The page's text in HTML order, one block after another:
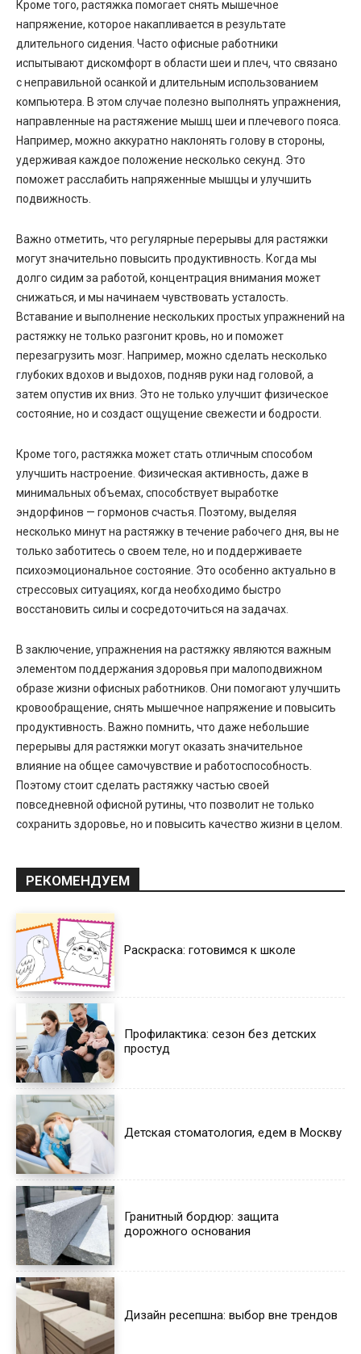
Кроме того, растяжка помогает снять мышечное
напряжение, которое накапливается в результате
длительного сидения. Часто офисные работники
испытывают дискомфорт в области шеи и плеч, что связано
с неправильной осанкой и длительным использованием
компьютера. В этом случае полезно выполнять упражнения,
направленные на растяжение мышц шеи и плечевого пояса.
Например, можно аккуратно наклонять голову в стороны,
удерживая каждое положение несколько секунд. Это
поможет расслабить напряженные мышцы и улучшить
подвижность.
Важно отметить, что регулярные перерывы для растяжки
могут значительно повысить продуктивность. Когда мы
долго сидим за работой, концентрация внимания может
снижаться, и мы начинаем чувствовать усталость.
Вставание и выполнение нескольких простых упражнений на
растяжку не только разгонит кровь, но и поможет
перезагрузить мозг. Например, можно сделать несколько
глубоких вдохов и выдохов, подняв руки над головой, а
затем опустив их вниз. Это не только улучшит физическое
состояние, но и создаст ощущение свежести и бодрости.
Кроме того, растяжка может стать отличным способом
улучшить настроение. Физическая активность, даже в
минимальных объемах, способствует выработке
эндорфинов — гормонов счастья. Поэтому, выделяя
несколько минут на растяжку в течение рабочего дня, вы не
только заботитесь о своем теле, но и поддерживаете
психоэмоциональное состояние. Это особенно актуально в
стрессовых ситуациях, когда необходимо быстро
восстановить силы и сосредоточиться на задачах.
В заключение, упражнения на растяжку являются важным
элементом поддержания здоровья при малоподвижном
образе жизни офисных работников. Они помогают улучшить
кровообращение, снять мышечное напряжение и повысить
продуктивность. Важно помнить, что даже небольшие
перерывы для растяжки могут оказать значительное
влияние на общее самочувствие и работоспособность.
Поэтому стоит сделать растяжку частью своей
повседневной офисной рутины, что позволит не только
сохранить здоровье, но и повысить качество жизни в целом.
РЕКОМЕНДУЕМ
Раскраска: готовимся к школе
Профилактика: сезон без детских
простуд
Детская стоматология, едем в Москву
Гранитный бордюр: защита
дорожного основания
Дизайн ресепшна: выбор вне трендов